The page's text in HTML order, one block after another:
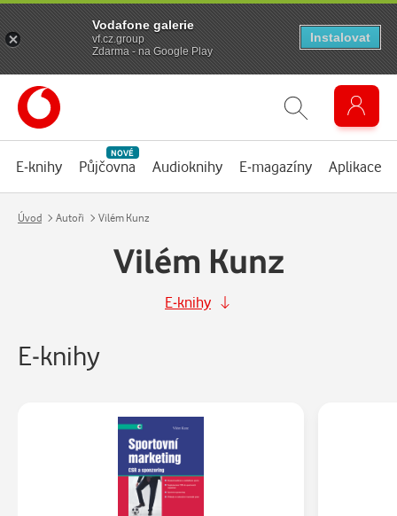
E-knihy Půjčovna
NOVÉ
Audioknihy E-magazíny Aplikace
Úvod Autoři Vilém Kunz
Vilém Kunz
E-knihy
E-knihy
Vodafone galerie
vf.cz.group
Zdarma - na Google Play
Instalovat